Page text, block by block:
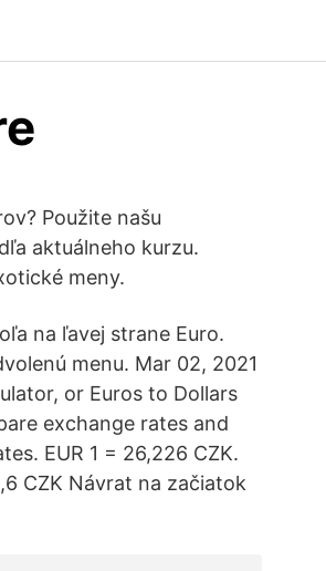
Použite našu
aktuálneho kurzu.
meny.
na ľavej strane Euro.
menu. Mar 02, 2021
or Euros to Dollars
exchange rates and
EUR 1 = 26,226 CZK.
CZK Návrat na začiatok